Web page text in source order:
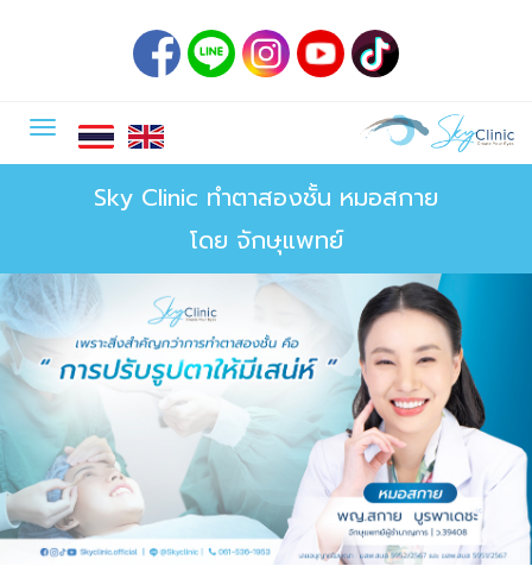
Sky Clinic ทำตาสองชั้น หมอสกาย
โดย จักษุแพทย์